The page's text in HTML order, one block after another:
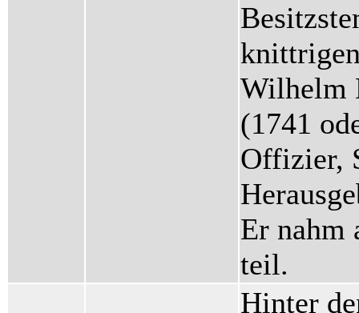
Wilhelm
(1741
Offizier,
Er nahm
teil.
Hinter